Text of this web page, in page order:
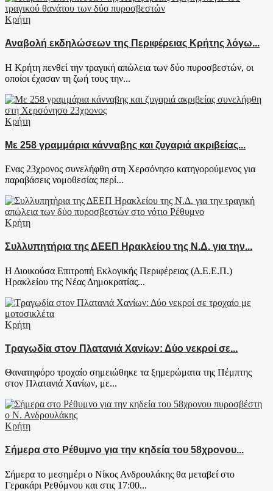
Κρήτη
Αναβολή εκδηλώσεων της Περιφέρειας Κρήτης λόγω...
Η Κρήτη πενθεί την τραγική απώλεια των δύο πυροσβεστών, οι
οποίοι έχασαν τη ζωή τους την...
Κρήτη
Με 258 γραμμάρια κάνναβης και ζυγαριά ακριβείας...
Ενας 23χρονος συνελήφθη στη Χερσόνησο κατηγορούμενος για
παραβάσεις νομοθεσίας περί...
Κρήτη
Συλλυπητήρια της ΔΕΕΠ Ηρακλείου της Ν.Δ. για την...
Η Διοικούσα Επιτροπή Εκλογικής Περιφέρειας (Δ.Ε.Ε.Π.)
Ηρακλείου της Νέας Δημοκρατίας...
Κρήτη
Τραγωδία στον Πλατανιά Χανίων: Δύο νεκροί σε...
Θανατηφόρο τροχαίο σημειώθηκε τα ξημερώματα της Πέμπτης
στον Πλατανιά Χανίων, με...
Κρήτη
Σήμερα στο Ρέθυμνο για την κηδεία του 58χρονου...
Σήμερα το μεσημέρι ο Νίκος Ανδρουλάκης θα μεταβεί στο
Γερακάρι Ρεθύμνου και στις 17:00...